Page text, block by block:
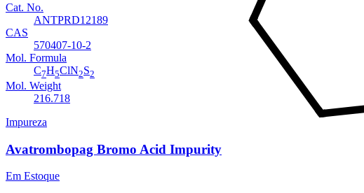
Cat. No.
ANTPRD12189
CAS
570407-10-2
Mol. Formula
C7H5ClN2S2
Mol. Weight
216.718
Impureza
Avatrombopag Bromo Acid Impurity
Em Estoque